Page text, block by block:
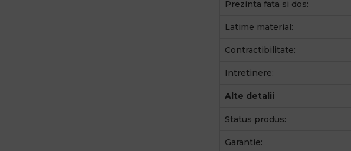
Prezinta fata si dos:
Latime material:
Contractibilitate:
Intretinere:
Alte detalii
Status produs:
Garantie: